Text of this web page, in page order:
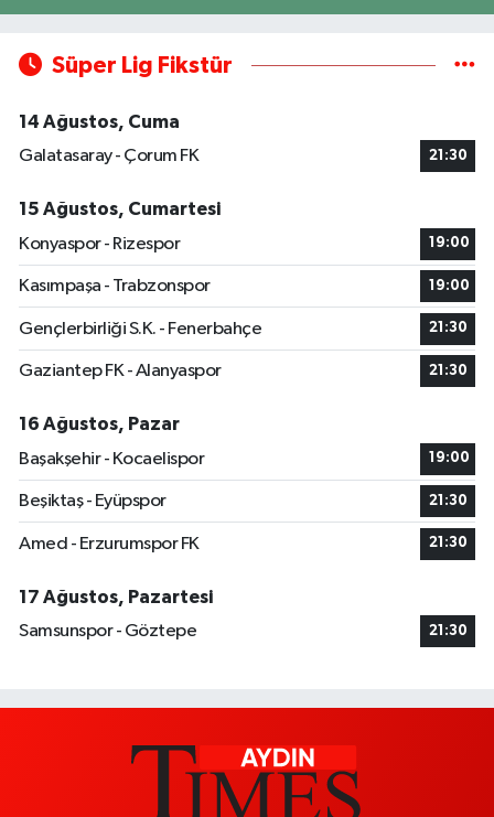
Süper Lig Fikstür
14 Ağustos, Cuma
Galatasaray - Çorum FK
21:30
15 Ağustos, Cumartesi
Konyaspor - Rizespor
19:00
Kasımpaşa - Trabzonspor 19:00
Gençlerbirliği S.K. - Fenerbahçe 21:30
Gaziantep FK - Alanyaspor 21:30
16 Ağustos, Pazar
Başakşehir - Kocaelispor
19:00
Beşiktaş - Eyüpspor 21:30
Amed - Erzurumspor FK 21:30
17 Ağustos, Pazartesi
Samsunspor - Göztepe
21:30